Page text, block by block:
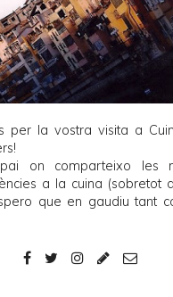
per la vostra visita a
!
on comparteixo les
a la cuina (sobretot
que en gaudiu tant